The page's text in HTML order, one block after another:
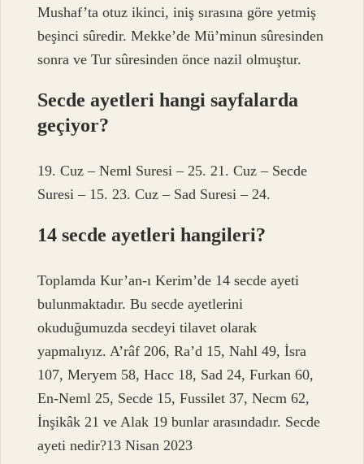
Mushaf’ta otuz ikinci, iniş sırasına göre yetmiş
beşinci sûredir. Mekke’de Mü’minun sûresinden
sonra ve Tur sûresinden önce nazil olmuştur.
Secde ayetleri hangi sayfalarda
geçiyor?
19. Cuz – Neml Suresi – 25. 21. Cuz – Secde
Suresi – 15. 23. Cuz – Sad Suresi – 24.
14 secde ayetleri hangileri?
Toplamda Kur’an-ı Kerim’de 14 secde ayeti
bulunmaktadır. Bu secde ayetlerini
okuduğumuzda secdeyi tilavet olarak
yapmalıyız. A’râf 206, Ra’d 15, Nahl 49, İsra
107, Meryem 58, Hacc 18, Sad 24, Furkan 60,
En-Neml 25, Secde 15, Fussilet 37, Necm 62,
İnşikâk 21 ve Alak 19 bunlar arasındadır. Secde
ayeti nedir?13 Nisan 2023